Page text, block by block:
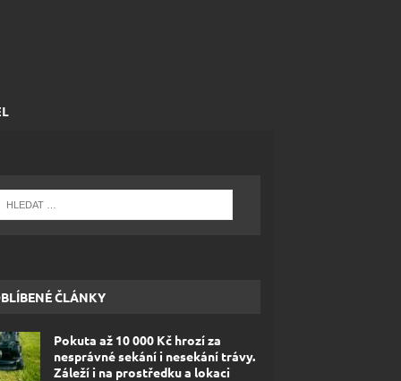
ČLÁNKY
Pokuta až 10 000 Kč hrozí za
nesprávné sekání i nesekání trávy.
Záleží i na prostředku a lokaci